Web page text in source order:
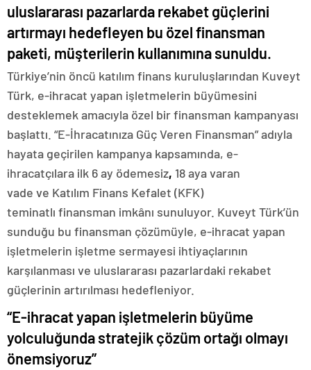
uluslararası pazarlarda rekabet güçlerini
artırmayı hedefleyen bu özel finansman
paketi, müşterilerin kullanımına sunuldu.
Türkiye’nin öncü katılım finans kuruluşlarından Kuveyt
Türk, e-ihracat yapan işletmelerin büyümesini
desteklemek amacıyla özel bir finansman kampanyası
başlattı. “E-İhracatınıza Güç Veren Finansman” adıyla
hayata geçirilen kampanya kapsamında, e-
ihracatçılara ilk 6 ay ödemesiz, 18 aya varan
vade ve Katılım Finans Kefalet (KFK)
teminatlı finansman imkânı sunuluyor. Kuveyt Türk’ün
sunduğu bu finansman çözümüyle, e-ihracat yapan
işletmelerin işletme sermayesi ihtiyaçlarının
karşılanması ve uluslararası pazarlardaki rekabet
güçlerinin artırılması hedefleniyor.
“E-ihracat yapan işletmelerin büyüme
yolculuğunda stratejik çözüm ortağı olmayı
önemsiyoruz”